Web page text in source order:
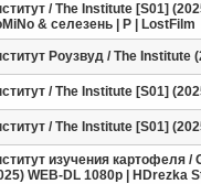
/ The Institute [S01]
& селезень | P | LostFilm
Роузвуд / The Institute
/ The Institute [S01]
/ The Institute [S01]
изучения картофеля /
WEB-DL 1080p | HDrezka